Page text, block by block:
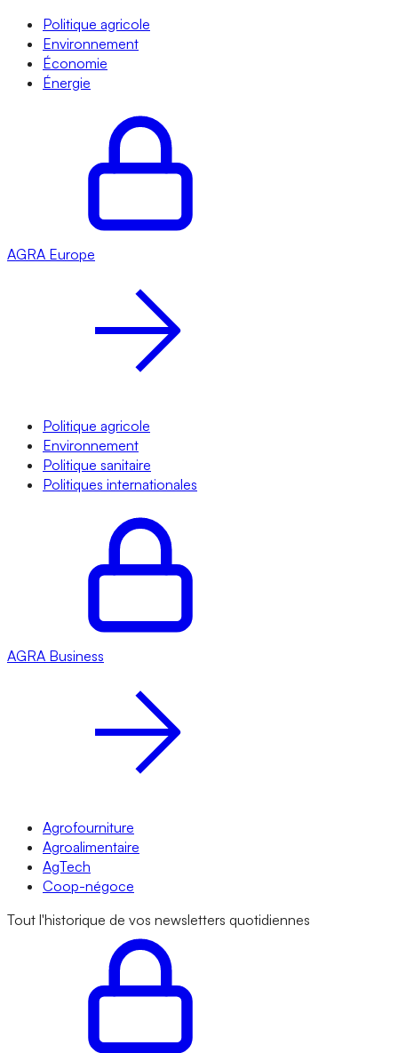
Politique agricole
Environnement
Économie
Énergie
AGRA Europe
Politique agricole
Environnement
Politique sanitaire
Politiques internationales
AGRA Business
Agrofourniture
Agroalimentaire
AgTech
Coop-négoce
Tout l'historique de vos newsletters quotidiennes